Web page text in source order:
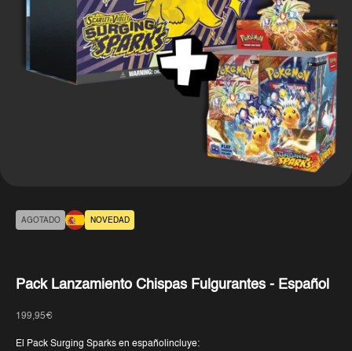
AGOTADO NOVEDAD
Pack Lanzamiento Chispas Fulgurantes - Español
Precio de oferta
199,95€
El Pack Surging Sparks en españolincluye: